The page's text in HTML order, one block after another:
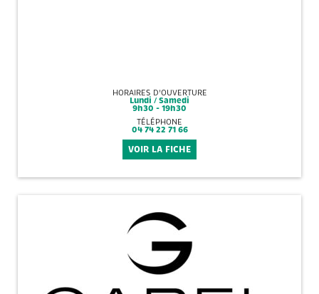
HORAIRES D'OUVERTURE
Lundi / Samedi
9h30 - 19h30
TÉLÉPHONE
04 74 22 71 66
VOIR LA FICHE